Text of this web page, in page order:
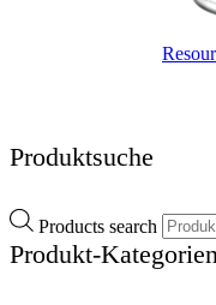
Produktsuche
Products search
Produkt-